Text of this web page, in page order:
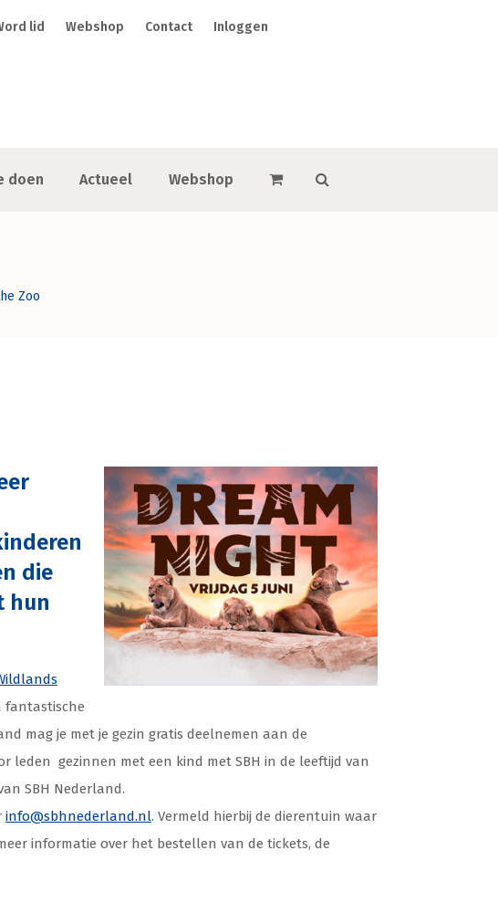
lid Webshop Contact Inloggen
doen Actueel Webshop
Zoo
die
hun
fantastische
mag je met je gezin gratis deelnemen aan de
leden gezinnen met een kind met SBH in de leeftijd van
SBH Nederland.
info@sbhnederland.nl. Vermeld hierbij de dierentuin waar
informatie over het bestellen van de tickets, de